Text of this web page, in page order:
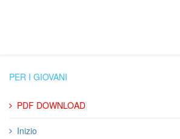
PER I GIOVANI
PDF DOWNLOAD
Inizio